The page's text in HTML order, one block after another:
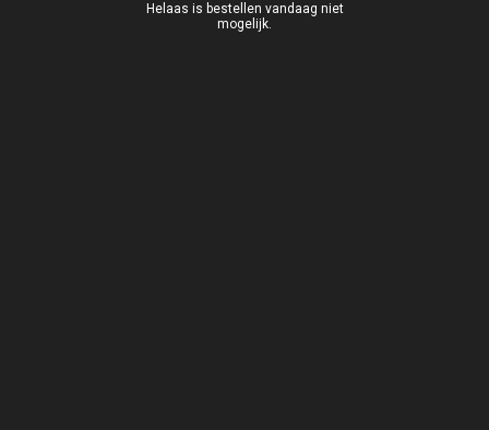
Helaas is bestellen vandaag niet
mogelijk.